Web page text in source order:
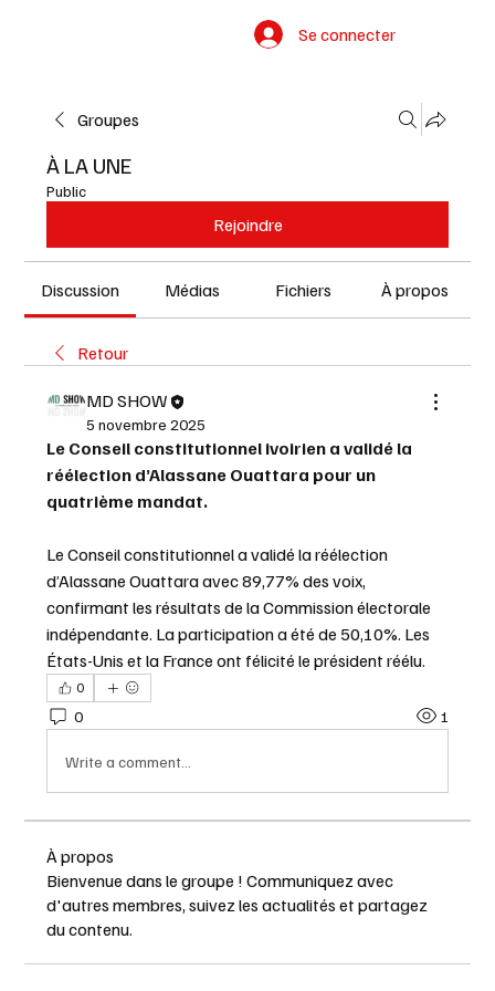
Se connecter
Groupes
À LA UNE
Public
Rejoindre
Discussion Médias Fichiers À propos
Retour
MD SHOW
5 novembre 2025
Le Conseil constitutionnel ivoirien a validé la
réélection d’Alassane Ouattara pour un
quatrième mandat.
Le Conseil constitutionnel a validé la réélection
d’Alassane Ouattara avec 89,77% des voix,
confirmant les résultats de la Commission électorale
indépendante. La participation a été de 50,10%. Les
États-Unis et la France ont félicité le président réélu.
0
0 1
Write a comment...
À propos
Bienvenue dans le groupe ! Communiquez avec
d'autres membres, suivez les actualités et partagez
du contenu.